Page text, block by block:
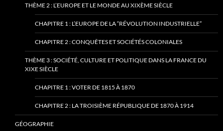
THÈME 2 : L’EUROPE ET LE MONDE AU XIXÈME SIÈCLE
CHAPITRE 1 : L’EUROPE DE LA “RÉVOLUTION INDUSTRIELLE”
CHAPITRE 2 : CONQUÊTES ET SOCIÉTÉS COLONIALES
THÈME 3 : SOCIÉTÉ, CULTURE ET POLITIQUE DANS LA FRANCE DU
XIXE SIÈCLE
CHAPITRE 1 : VOTER DE 1815 À 1870
CHAPITRE 2 : LA TROISIÈME RÉPUBLIQUE DE 1870 À 1914
GÉOGRAPHIE